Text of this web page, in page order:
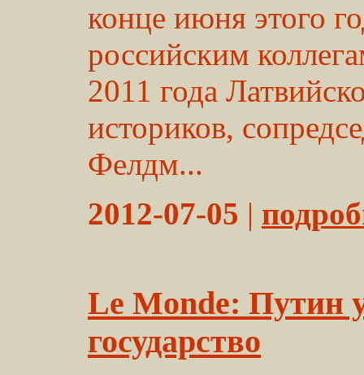
конце июня этого
российским
2011 года
историков,
Фелдм...
2012-07-05 |
Le Monde: Путин
государство